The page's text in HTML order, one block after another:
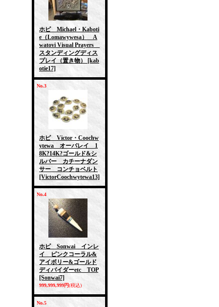
ホピ Michael・Kaboti
e（Lomawywesa） A
watovi Visual Prayers
スタンディングディス
プレイ（置き物）
[kab
otie17]
No.3
ホピ Victor・Coochw
ytewa オーバレイ 1
8K?14K?ゴールド&シ
ルバー カチーナダン
サー コンチョベルト
[VictorCoochwytewa13]
No.4
ホピ Sonwai インレ
イ ピンクコーラル&
アイボリー&ゴールド
ディバイダーetc TOP
[Sonwai7]
999,999,999円(税込)
No.5